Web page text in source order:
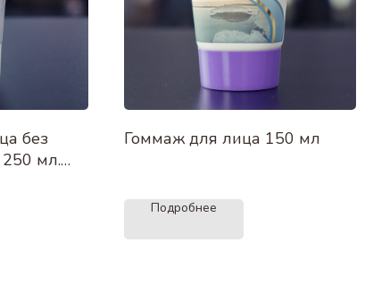
без
мл.
Гоммаж для лица 150 мл
Подробнее